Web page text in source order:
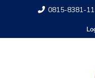
0815-8381-